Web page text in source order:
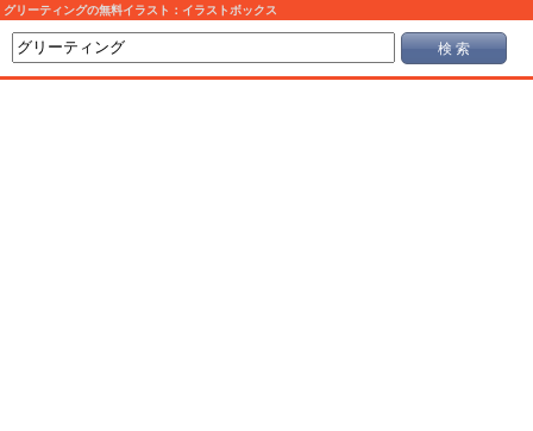
グリーティングの無料イラスト：イラストボックス
検 索